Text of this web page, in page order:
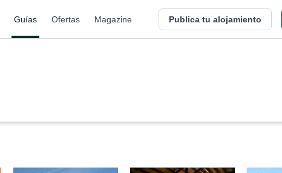
Guías Ofertas Magazine Publica tu alojamiento